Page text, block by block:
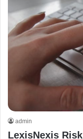
admin
LexisNexis